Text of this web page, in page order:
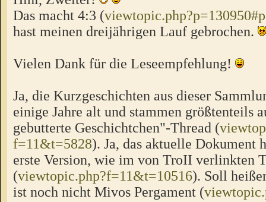
Das macht 4:3 (
hast meinen dreijährigen Lauf gebrochen.
Vielen Dank für die Leseempfehlung!
Ja, die Kurzgeschichten aus dieser
einige Jahre alt und stammen größtenteils
gebutterte Geschichtchen"-Thread (
f=11&t=5828). Ja, das aktuelle Dokument
erste Version, wie im von TroII verlinkten
(viewtopic.php?f=11&t=10516). Soll
ist noch nicht Mivos Pergament (